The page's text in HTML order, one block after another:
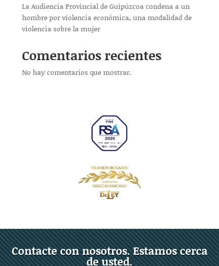
La Audiencia Provincial de Guipúzcoa condena a un
hombre por violencia económica, una modalidad de
violencia sobre la mujer
Comentarios recientes
No hay comentarios que mostrar.
Contacte con nosotros. Estamos cerca
de usted.